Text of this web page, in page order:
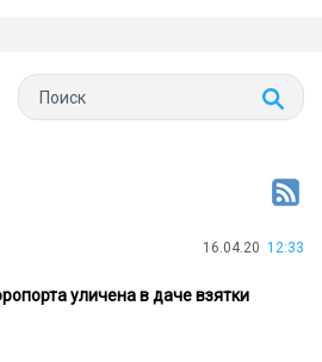
16.04.20 12:33
уличена в даче взятки